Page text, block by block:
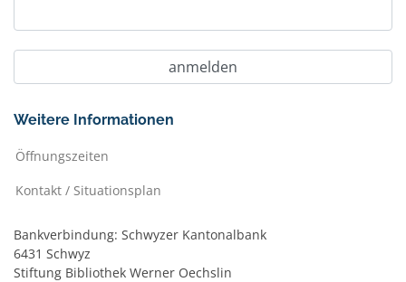
Weitere Informationen
Öffnungszeiten
Kontakt / Situationsplan
Bankverbindung: Schwyzer Kantonalbank
6431 Schwyz
Stiftung Bibliothek Werner Oechslin